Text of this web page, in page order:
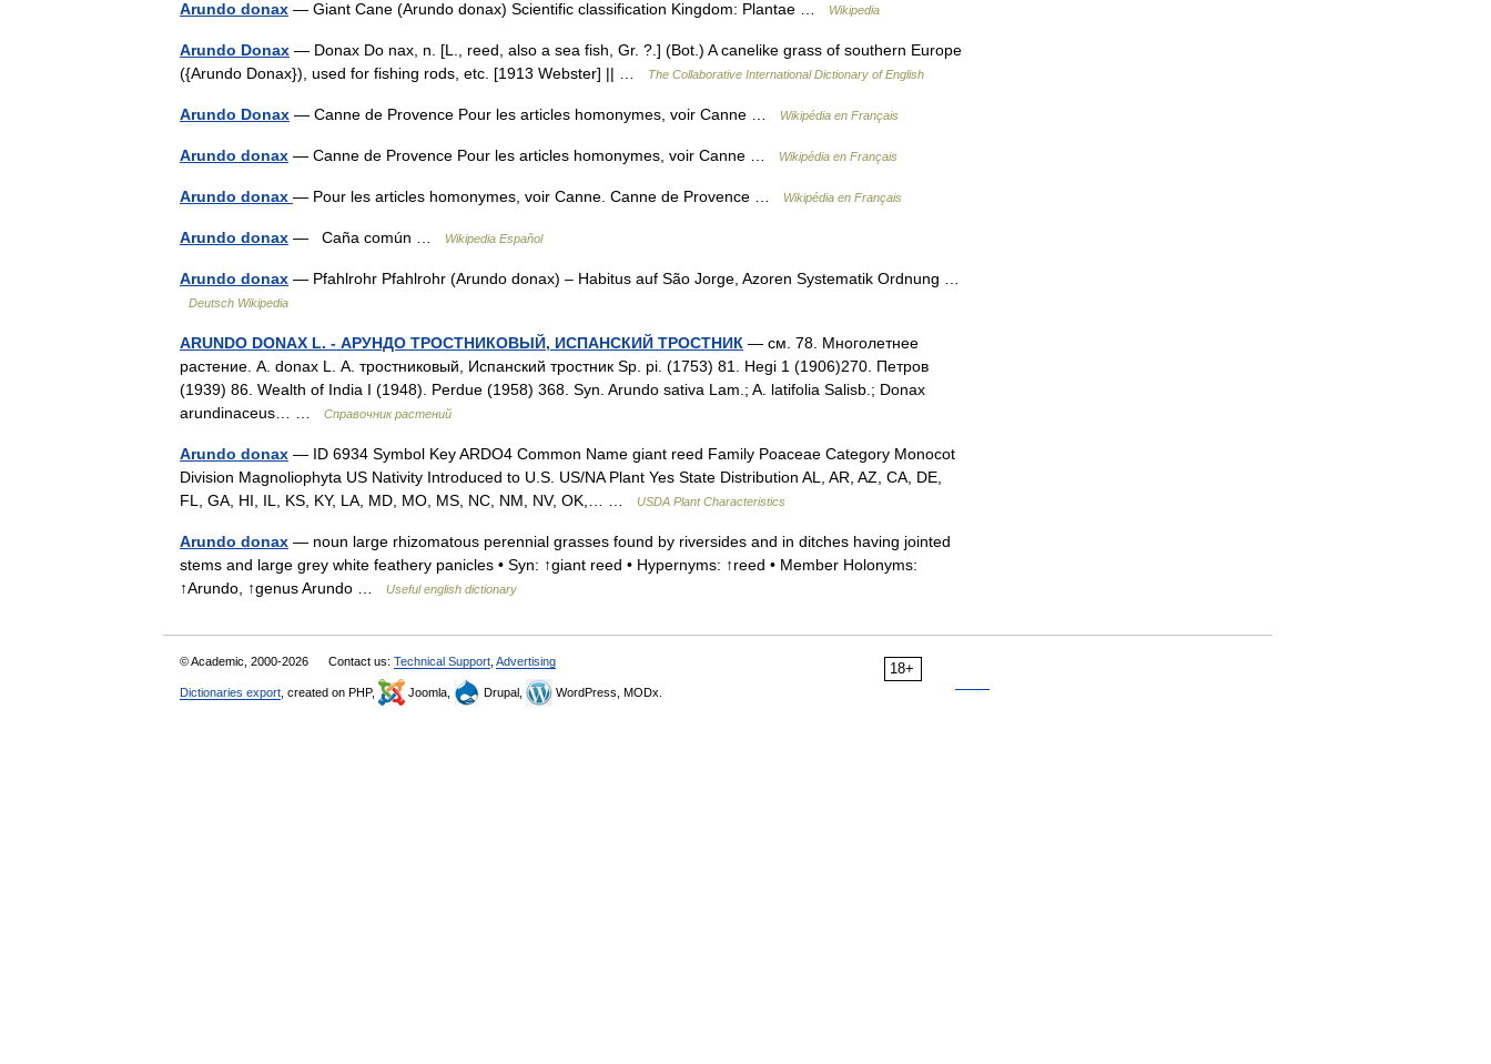
Arundo donax — Giant Cane (Arundo donax) Scientific classification Kingdom: Plantae … Wikipedia
Arundo Donax — Donax Do nax, n. [L., reed, also a sea fish, Gr. ?.] (Bot.) A canelike grass of southern Europe
({Arundo Donax}), used for fishing rods, etc. [1913 Webster] || …
The Collaborative International Dictionary of English
Arundo Donax — Canne de Provence Pour les articles homonymes, voir Canne … Wikipédia en Français
Arundo donax — Canne de Provence Pour les articles homonymes, voir Canne … Wikipédia en Français
Arundo donax — Pour les articles homonymes, voir Canne. Canne de Provence … Wikipédia en Français
Arundo donax — Caña común … Wikipedia Español
Arundo donax — Pfahlrohr Pfahlrohr (Arundo donax) – Habitus auf São Jorge, Azoren Systematik Ordnung …
Deutsch Wikipedia
ARUNDO DONAX L. - АРУНДО ТРОСТНИКОВЫЙ, ИСПАНСКИЙ ТРОСТНИК — см. 78. Многолетнее
растение. A. donax L. А. тростниковый, Испанский тростник Sp. pi. (1753) 81. Hegi 1 (1906)270. Петров
(1939) 86. Wealth of India I (1948). Perdue (1958) 368. Syn. Arundo sativa Lam.; A. latifolia Salisb.; Donax
arundinaceus… …
Справочник растений
Arundo donax — ID 6934 Symbol Key ARDO4 Common Name giant reed Family Poaceae Category Monocot
Division Magnoliophyta US Nativity Introduced to U.S. US/NA Plant Yes State Distribution AL, AR, AZ, CA, DE,
FL, GA, HI, IL, KS, KY, LA, MD, MO, MS, NC, NM, NV, OK,… …
USDA Plant Characteristics
Arundo donax — noun large rhizomatous perennial grasses found by riversides and in ditches having jointed
stems and large grey white feathery panicles • Syn: ↑giant reed • Hypernyms: ↑reed • Member Holonyms:
↑Arundo, ↑genus Arundo …
Useful english dictionary
18+
© Academic, 2000-2026 Contact us: Technical Support Advertising
Dictionaries export , created on PHP, Joomla, Drupal, WordPress, MODx.